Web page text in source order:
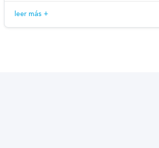
leer más +